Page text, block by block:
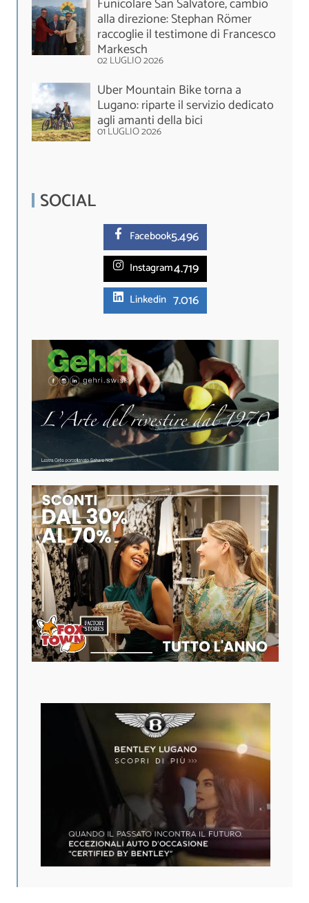
Funicolare San Salvatore, cambio
alla direzione: Stephan Römer
raccoglie il testimone di Francesco
Markesch
02 LUGLIO 2026
Uber Mountain Bike torna a
Lugano: riparte il servizio dedicato
agli amanti della bici
01 LUGLIO 2026
SOCIAL
Facebook5.496
Instagram4.719
Linkedin 7.016